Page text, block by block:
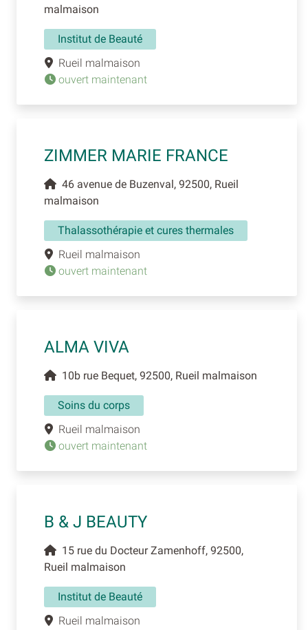
malmaison
Institut de Beauté
Rueil malmaison
ouvert maintenant
ZIMMER MARIE FRANCE
46 avenue de Buzenval, 92500, Rueil
malmaison
Thalassothérapie et cures thermales
Rueil malmaison
ouvert maintenant
ALMA VIVA
10b rue Bequet, 92500, Rueil malmaison
Soins du corps
Rueil malmaison
ouvert maintenant
B & J BEAUTY
15 rue du Docteur Zamenhoff, 92500,
Rueil malmaison
Institut de Beauté
Rueil malmaison